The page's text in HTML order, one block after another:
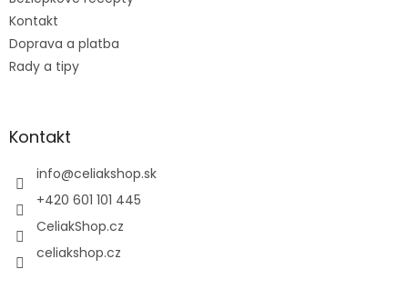
Kontakt
Doprava a platba
Rady a tipy
Kontakt
info@celiakshop.sk
+420 601 101 445
CeliakShop.cz
celiakshop.cz